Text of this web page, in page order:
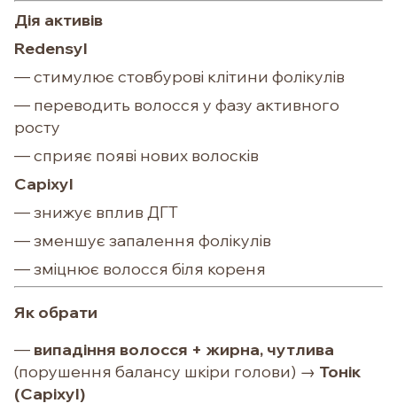
Дія активів
Redensyl
— стимулює стовбурові клітини фолікулів
— переводить волосся у фазу активного
росту
— сприяє появі нових волосків
Capixyl
— знижує вплив ДГТ
— зменшує запалення фолікулів
— зміцнює волосся біля кореня
Як обрати
— випадіння волосся + жирна, чутлива
(порушення балансу шкіри голови) → Тонік
(Capixyl)